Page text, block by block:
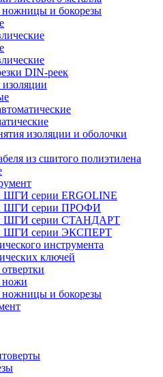
ножницы и бокорезы
DIN-реек
изоляции и оболочки
из сшитого полиэтилена
ШГИ серии ERGOLINE
ШГИ серии ПРОФИ
ШГИ серии СТАНДАРТ
ШГИ серии ЭКСПЕРТ
инструмента
ключей
ножи
ножницы и бокорезы